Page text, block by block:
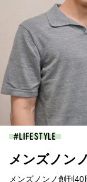
LIFESTYLE
メンズノン
メンズノンノ創刊